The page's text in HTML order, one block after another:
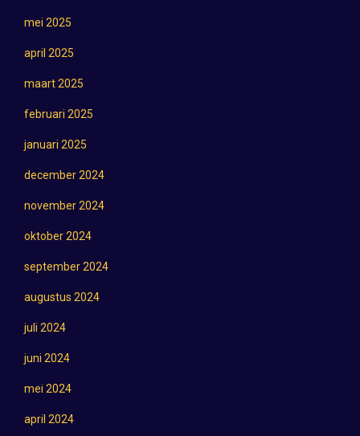
mei 2025
april 2025
maart 2025
februari 2025
januari 2025
december 2024
november 2024
oktober 2024
september 2024
augustus 2024
juli 2024
juni 2024
mei 2024
april 2024